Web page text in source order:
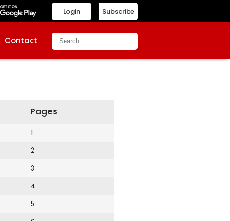
Subscribe
Login
Contact
Pages
1
2
3
4
5